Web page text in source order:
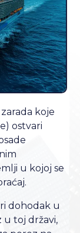
koje
ostvari
u kojoj se
dohodak u
u toj državi,